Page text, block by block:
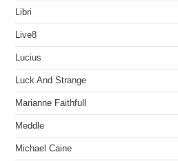
Libri
Live8
Lucius
Luck And Strange
Marianne Faithfull
Meddle
Michael Caine